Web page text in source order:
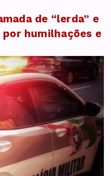
de “lerda” e
por humilhações e